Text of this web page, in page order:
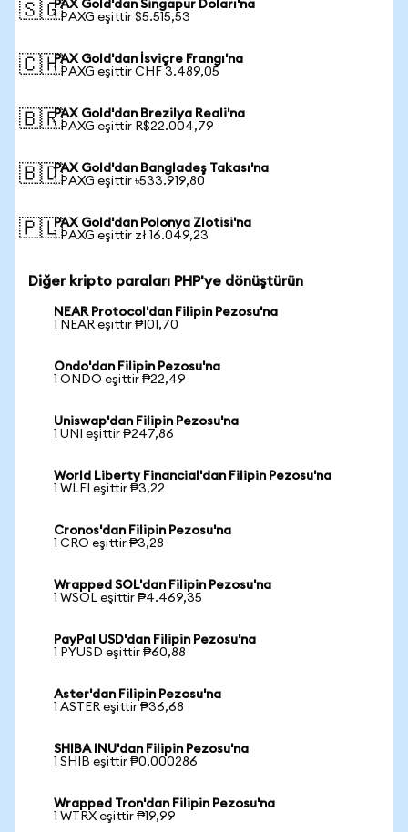
🇸🇬PAX Gold'dan Singapur Doları'na
1 PAXG eşittir $5.515,53
🇨🇭PAX Gold'dan İsviçre Frangı'na
1 PAXG eşittir CHF 3.489,05
🇧🇷PAX Gold'dan Brezilya Reali'na
1 PAXG eşittir R$22.004,79
🇧🇩PAX Gold'dan Bangladeş Takası'na
1 PAXG eşittir ৳533.919,80
🇵🇱PAX Gold'dan Polonya Zlotisi'na
1 PAXG eşittir zł 16.049,23
Diğer kripto paraları PHP'ye dönüştürün
NEAR Protocol'dan Filipin Pezosu'na
1 NEAR eşittir ₱101,70
Ondo'dan Filipin Pezosu'na
1 ONDO eşittir ₱22,49
Uniswap'dan Filipin Pezosu'na
1 UNI eşittir ₱247,86
World Liberty Financial'dan Filipin Pezosu'na
1 WLFI eşittir ₱3,22
Cronos'dan Filipin Pezosu'na
1 CRO eşittir ₱3,28
Wrapped SOL'dan Filipin Pezosu'na
1 WSOL eşittir ₱4.469,35
PayPal USD'dan Filipin Pezosu'na
1 PYUSD eşittir ₱60,88
Aster'dan Filipin Pezosu'na
1 ASTER eşittir ₱36,68
SHIBA INU'dan Filipin Pezosu'na
1 SHIB eşittir ₱0,000286
Wrapped Tron'dan Filipin Pezosu'na
1 WTRX eşittir ₱19,99